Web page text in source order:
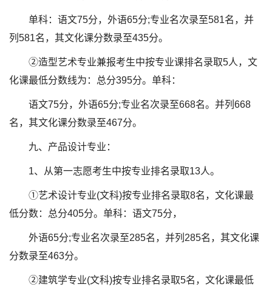
单科：语文75分，外语65分;专业名次录至581名，并
列581名，其文化课分数录至435分。
②造型艺术专业兼报考生中按专业课排名录取5人，文
化课最低分数线为：总分395分。单科：
语文75分，外语65分;专业名次录至668名。并列668
名，其文化课分数录至467分。
九、产品设计专业：
1、从第一志愿考生中按专业排名录取13人。
①艺术设计专业(文科)按专业排名录取8名，文化课最
低分数：总分405分。单科：语文75分，
外语65分;专业名次录至285名，并列285名，其文化课
分数录至463分。
②建筑学专业(文科)按专业排名录取5名，文化课最低